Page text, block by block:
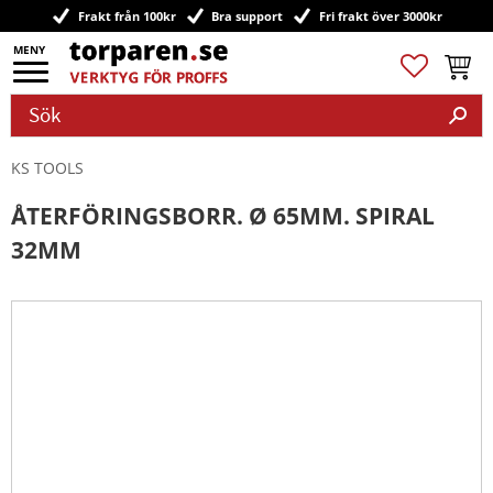
Meny
Frakt från 100kr Bra support Fri frakt över 3000kr
Favoriter
KS TOOLS
ÅTERFÖRINGSBORR. Ø 65MM. SPIRAL
32MM